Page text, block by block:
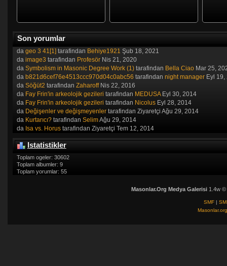
Son yorumlar
da geo 3 41[1] tarafindan Behiye1921 Şub 18, 2021
da image3 tarafindan ProfesörNis 21, 2020
da Symbolism in Masonic Degree Work (1)tarafindan Bella CiaoMar 25,
da b821d6cef76e4513ccc970d04c0abc56 tarafindan night managerEyl 19,
da Söğüt2 tarafindan ZaharoffNis 22, 2016
da Fay Frin'in arkeolojik gezileri tarafindan MEDUSAEyl 30, 2014
da Fay Frin'in arkeolojik gezileri tarafindan NicolusEyl 28, 2014
da Değişenler ve değişmeyenlertarafindan Ziyaretçi Ağu 29, 2014
da Kurtarıcı?tarafindan SelimAğu 29, 2014
da Isa vs. Horustarafindan Ziyaretçi Tem 12, 2014
Istatistikler
Toplam ogeler: 30602
Toplam albumler: 9
Toplam yorumlar: 55
Masonlar.Org Medya Galerisi1.4w ©
SMF |
Masonlar.org